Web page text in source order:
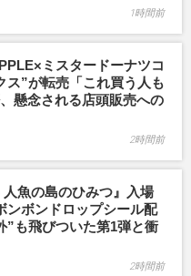
1時間前
ミスタードーナツコ
ス”が転売「これ買う人も
懸念される店頭販売への
2時間前
人魚の島のひみつ』入場
ンボンドロップシール配
”も飛びついた第1弾と衝
2時間前